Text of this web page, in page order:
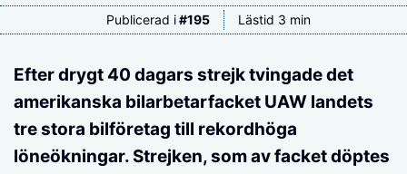
Publicerad i #195 Lästid 3 min
Efter drygt 40 dagars strejk tvingade det
amerikanska bilarbetarfacket UAW landets
tre stora bilföretag till rekordhöga
löneökningar. Strejken, som av facket döptes